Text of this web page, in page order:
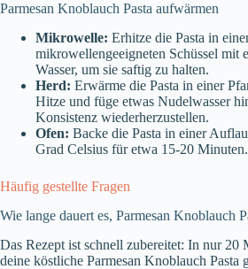
Parmesan Knoblauch Pasta aufwärmen
Mikrowelle: Erhitze die Pasta in
mikrowellengeeigneten Schüssel mit
Wasser, um sie saftig zu halten.
Herd: Erwärme die Pasta in einer
Hitze und füge etwas Nudelwasser
Konsistenz wiederherzustellen.
Ofen: Backe die Pasta in einer
Grad Celsius für etwa 15-20 Minuten.
Häufig gestellte Fragen
Wie lange dauert es, Parmesan Knoblauch
Das Rezept ist schnell zubereitet: In nur 20
deine köstliche Parmesan Knoblauch Pasta